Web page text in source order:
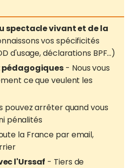
spectacle vivant et de la
vos spécificités
d'usage, déclarations BPF...)
pédagogiques - Nous vous
ce que veulent les
pouvez arrêter quand vous
pénalités
la France par email,
l'Urssaf - Tiers de